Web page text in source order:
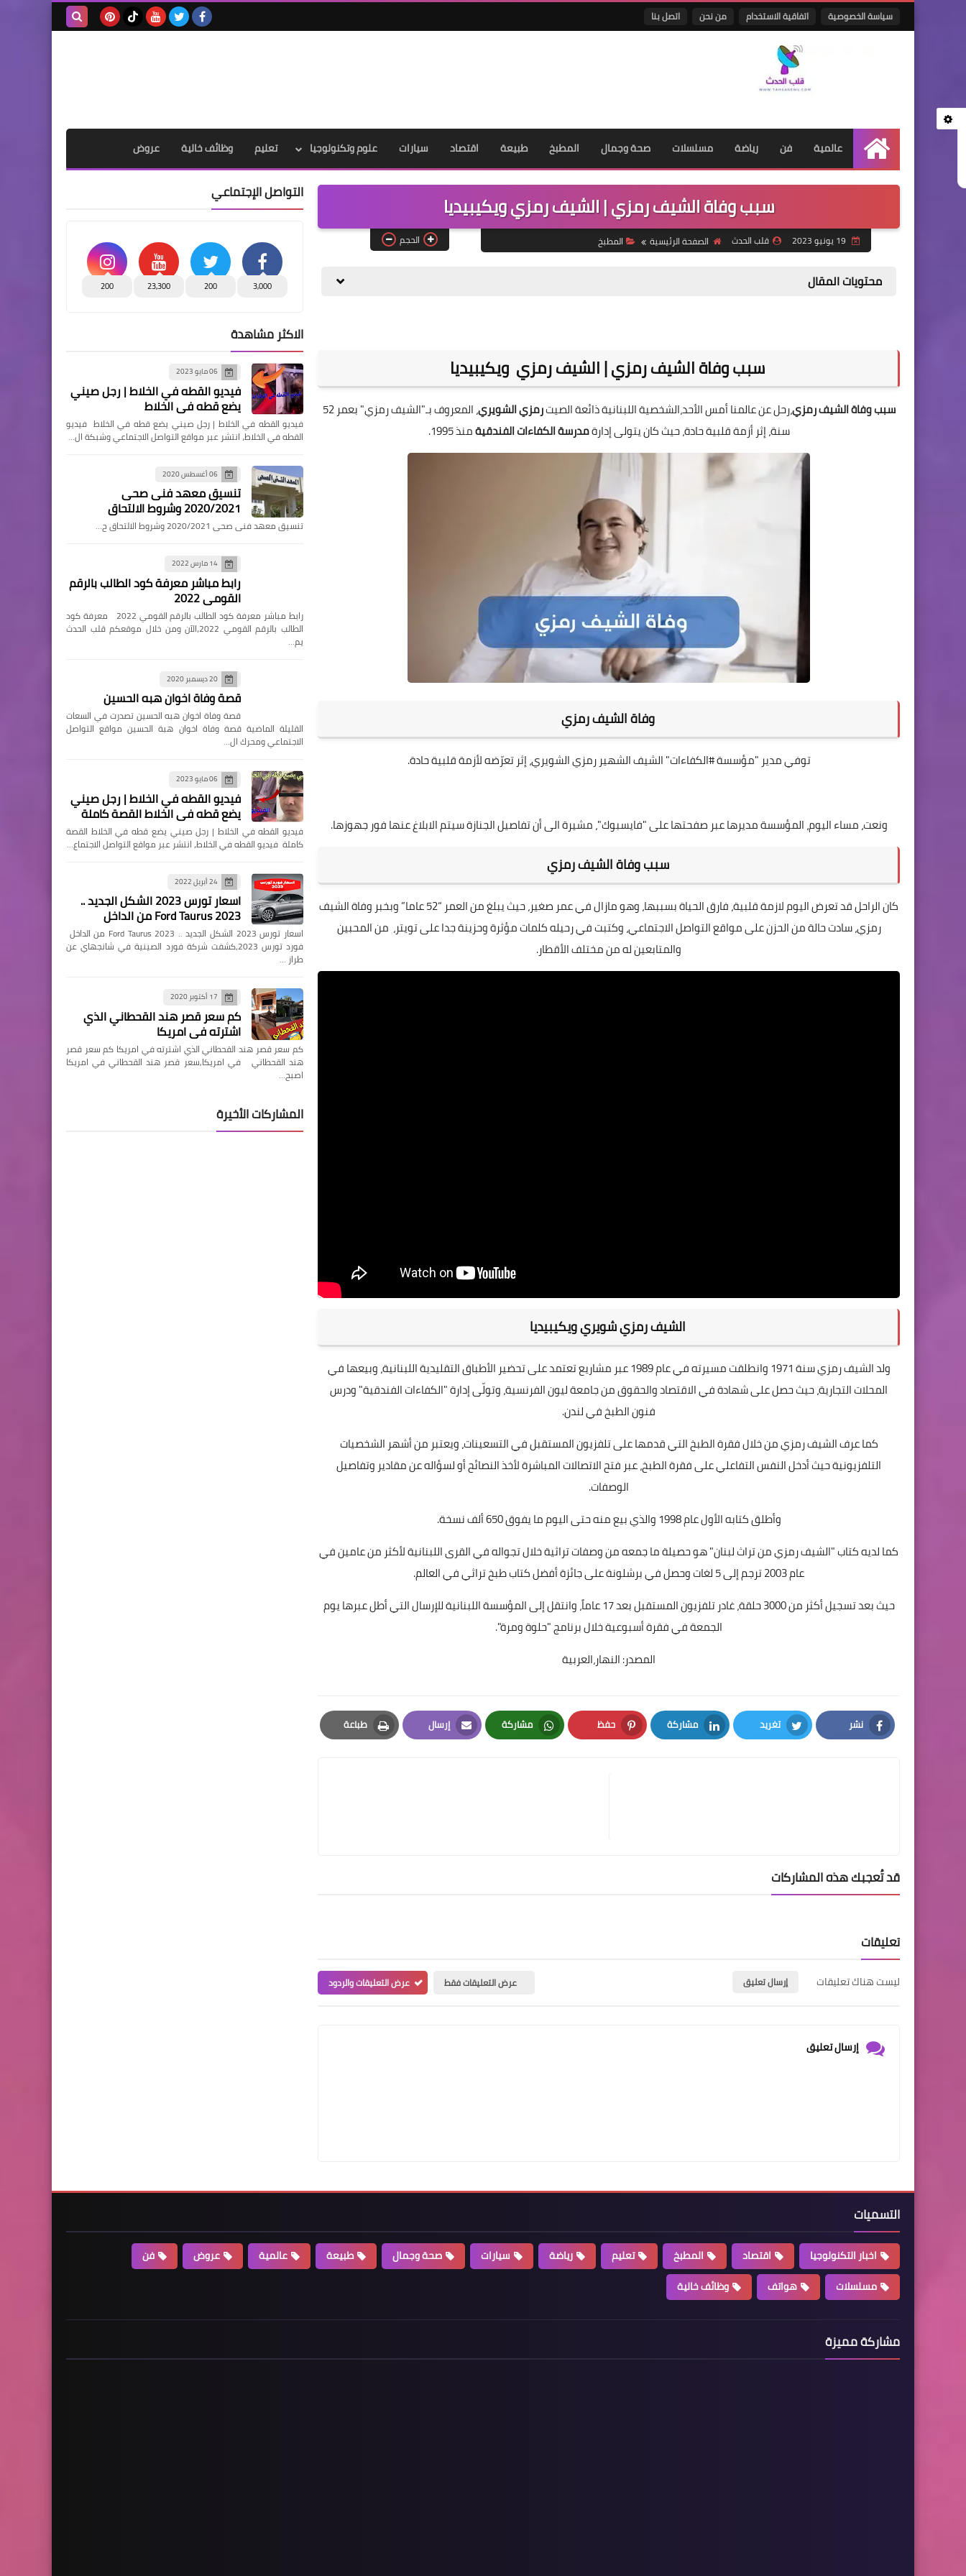
سياسة الخصوصية اتفاقية الاستخدام من نحن اتصل بنا
الرئيسية
عالمية فن رياضة مسلسلات صحة وجمال المطبخ طبيعة اقتصاد سيارات علوم وتكنولوجيا تعليم وظائف خالية عروض
سبب وفاة الشيف رمزي | الشيف رمزي ويكيبيديا
قلب الحدث الصفحة الرئيسية المطبخ الحجم
محتويات المقال
سبب وفاة الشيف رمزي | الشيف رمزي ويكيبيديا
سبب وفاة الشيف رمزي،رحل عن عالمنا أمس الأحد،الشخصية اللبنانية ذائعة الصيترمزي الشويري
، المعروف بـ"الشيف رمزي" بعمر 52
سنة، إثر أزمة قلبية حادة، حيث كان يتولى إدارةمدرسة الكفاءات الفندقيةمنذ 1995.
وفاة الشيف رمزي
توفي مدير "مؤسسة #الكفاءات" الشيف الشهير رمزي الشويري، إثر تعرّضه لأزمة قلبية حادة.
ونعت، مساء اليوم، المؤسسة مديرها عبر صفحتها على "فايسبوك"، مشيرة الى أن تفاصيل الجنازة سيتم الابلاغ عنها فور جهوزها.
سبب وفاة الشيف رمزي
كان الراحل قد تعرض اليوم لازمة قلبية، فارق الحياة بسببها، وهو مازال في عمر صغير، حيث يبلغ من العمر “52 عاما” وبخبر وفاة الشيف
رمزي، سادت حالة من الحزن على مواقع التواصل الاجتماعي، وكتبت في رحيله كلمات مؤثرة وحزينة جدا على تويتر، من المحبين
والمتابعين له من مختلف الأقطار.
الشيف رمزي شويري ويكيبيديا
ولد الشيف رمزي سنة 1971 وانطلقت مسيرته في عام 1989 عبر مشاريع تعتمد على تحضير الأطباق التقليدية اللبنانية، وبيعها في
المحلات التجارية، حيث حصل على شهادة في الاقتصاد والحقوق من جامعة ليون الفرنسية، وتولّى إدارة "الكفاءات الفندقية" ودرس
فنون الطبخ في لندن.
كما عرف الشيف رمزي من خلال فقرة الطبخ التي قدمها على تلفزيون المستقبل في التسعينات، ويعتبر من أشهر الشخصيات
التلفزيونية حيث أدخل النفس التفاعلي على فقرة الطبخ، عبر فتح الاتصالات المباشرة لأخذ النصائح أو لسؤاله عن مقادير وتفاصيل
الوصفات.
وأطلق كتابه الأول عام 1998 والذي بيع منه حتى اليوم ما يفوق 650 ألف نسخة.
كما لديه كتاب "الشيف رمزي من تراث لبنان" هو حصيلة ما جمعه من وصفات تراثية خلال تجواله في القرى اللبنانية لأكثر من عامين في
عام 2003 ترجم إلى 5 لغات وحصل في برشلونة على جائزة أفضل كتاب طبخ تراثي في العالم.
حيث بعد تسجيل أكثر من 3000 حلقة، غادر تلفزيون المستقبل بعد 17 عاماً، وانتقل إلى المؤسسة اللبنانية للإرسال التي أطل عبرها يوم
الجمعة في فقرة أسبوعية خلال برنامج "حلوة ومرة".
المصدر: النهار،العربية
نشر
Facebook
تغريد
Twitter
مشاركة
LinkedIn
حفظ
Pinterest
مشاركة
Whatsapp
إرسال
Email
طباعة
Print
قد تُعجبك هذه المشاركات
تعليقات
ليست هناك تعليقات إرسال تعليق عرض التعليقات فقط عرض التعليقات والردود
إرسال تعليق
التواصل الإجتماعي
3,000
200
23,300
200
الاكثر مشاهدة
06 مايو 2023
فيديو القطه في الخلاط | رجل صيني
يضع قطه في الخلاط
فيديو القطه في الخلاط | رجل صيني يضع قطه في الخلاط فيديو
القطه في الخلاط، انتشر عبر مواقع التواصل الاجتماعي وشبكة ال…
06 أغسطس 2020
تنسيق معهد فنى صحى
2020/2021 وشروط الالتحاق
تنسيق معهد فنى صحى 2020/2021 وشروط الالتحاق ح…
14 مارس 2022
رابط مباشر معرفة كود الطالب بالرقم
القومي 2022
رابط مباشر معرفة كود الطالب بالرقم القومي 2022 معرفة كود
الطالب بالرقم القومي 2022،الآن ومن خلال موقعكم قلب الحدث
يم…
20 ديسمبر 2020
قصة وفاة اخوان هبه الحسين
قصة وفاة اخوان هبه الحسين تصدرت في السعات
القليلة الماضية قصة وفاة اخوان هبة الحسين مواقع التواصل
الاجتماعي ومحرك ال…
06 مايو 2023
فيديو القطه في الخلاط | رجل صيني
يضع قطه في الخلاط القصة كاملة
فيديو القطه في الخلاط | رجل صيني يضع قطه في الخلاط القصة
كاملة فيديو القطه في الخلاط، انتشر عبر مواقع التواصل الاجتماع…
24 أبريل 2022
اسعار تورس 2023 الشكل الجديد ..
Ford Taurus 2023 من الداخل
اسعار تورس 2023 الشكل الجديد .. Ford Taurus 2023 من الداخل
فورد تورس 2023،كشفت شركة فورد الصينية في شانجهاي عن
طراز …
17 أكتوبر 2020
كم سعر قصر هند القحطاني الذي
اشترته في امريكا
كم سعر قصر هند القحطاني الذي اشترته في امريكا كم سعر قصر
هند القحطاني في امريكا,سعر قصر هند القحطاني في امريكا
اصبح…
المشاركات الأخيرة
التسميات
اخبار التكنولوجيا اقتصاد المطبخ تعليم رياضة سيارات صحة وجمال طبيعة عالمية عروض
فن
مسلسلات
هواتف وظائف خالية
مشاركة مميزة